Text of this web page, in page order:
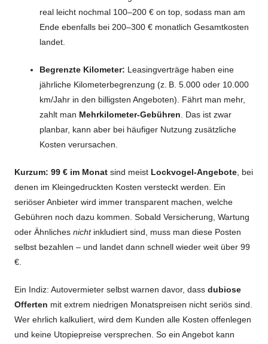
real leicht nochmal 100–200 € on top, sodass man am
Ende ebenfalls bei 200–300 € monatlich Gesamtkosten
landet.
Begrenzte Kilometer: Leasingverträge haben eine
jährliche Kilometerbegrenzung (z. B. 5.000 oder 10.000
km/Jahr in den billigsten Angeboten). Fährt man mehr,
zahlt man Mehrkilometer-Gebühren . Das ist zwar
planbar, kann aber bei häufiger Nutzung zusätzliche
Kosten verursachen.
Kurzum: 99 € im Monat sind meist Lockvogel-Angebote , bei
denen im Kleingedruckten Kosten versteckt werden. Ein
seriöser Anbieter wird immer transparent machen, welche
Gebühren noch dazu kommen. Sobald Versicherung, Wartung
oder Ähnliches nichtinkludiert sind, muss man diese Posten
selbst bezahlen – und landet dann schnell wieder weit über 99
€.
Ein Indiz: Autovermieter selbst warnen davor, dass dubiose
Offerten mit extrem niedrigen Monatspreisen nicht seriös sind.
Wer ehrlich kalkuliert, wird dem Kunden alle Kosten offenlegen
und keine Utopiepreise versprechen. So ein Angebot kann